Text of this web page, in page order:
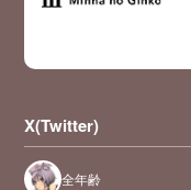
X(Twitter)
全年齢